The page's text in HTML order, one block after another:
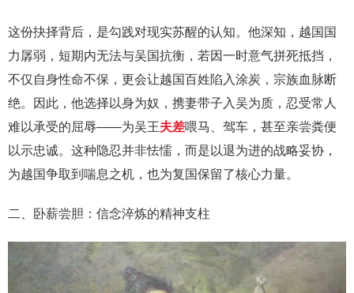
这份抉择背后，是勾践对现实苏醒的认知。他深知，越国国
力孱弱，短期内无法与吴国抗衡，若因一时意气拼死抵挡，
不仅自身性命不保，更会让越国百姓陷入涂炭，宗族血脉断
绝。因此，他选择以身为奴，携妻带子入吴为质，忍受常人
难以承受的屈辱——为吴王夫差喂马、驾车，甚至亲尝粪便
以示忠诚。这种隐忍并非怯懦，而是以退为进的战略妥协，
为越国争取到喘息之机，也为复国保留了核心力量。
二、卧薪尝胆：信念淬炼的精神支柱